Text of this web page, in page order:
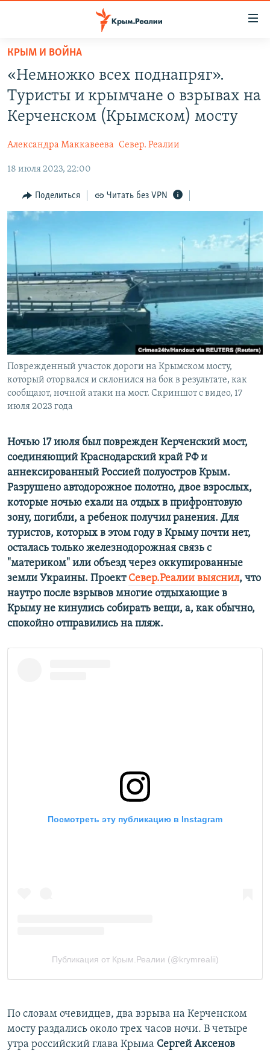
Вернуться
основному
содержанию
Вернутся
главной
навигации
Вернутся
поиску
11 ЛЕТ ОККУПАЦИИ КРЫМА. 11 ИСТОРИЙ СОПРОТИВЛЕНИЯ
ВОДА
ЕЩЕ
ИНТЕРАКТИВ
ИНФОГРАФИКА
ТЕЛЕПРОЕКТ КРЫМ.РЕАЛИИ
СОВЕТЫ ПРАВОЗАЩИТНИКОВ
ПРОПАВШИЕ БЕЗ ВЕСТИ
ПОБЕДИТЕЛЕЙ НЕ СУДЯТ?
КРЫМ.НЕПОКОРЕННЫЙ
ELIFBE
УКРАИНСКАЯ ПРОБЛЕМА КРЫМА
РАДІО СВОБОДА
КАК ОБОЙТИ БЛОКИРОВКУ
Qırımtatar
ПРИСОЕДИНЯЙТЕСЬ!
Все сайты RFE/RL
КРЫМ И ВОЙНА
«Немножко всех поднапряг».
Туристы и крымчане о взрывах на
Керченском (Крымском) мосту
Александра Маккавеева Север. Реалии
18 июля 2023, 22:00
Поделиться Читать без VPN
Поврежденный участок дороги на Крымском мосту,
который оторвался и склонился на бок в результате, как
сообщают, ночной атаки на мост. Скриншот с видео, 17
июля 2023 года
Ночью 17 июля был поврежден Керченский мост,
соединяющий Краснодарский край РФ и
аннексированный Россией полуостров Крым.
Разрушено автодорожное полотно, двое взрослых,
которые ночью ехали на отдых в прифронтовую
зону, погибли, а ребенок получил ранения. Для
туристов, которых в этом году в Крыму почти нет,
осталась только железнодорожная связь с
"материком" или объезд через оккупированные
земли Украины. Проект Север.Реалии выяснил, что
наутро после взрывов многие отдыхающие в
Крыму не кинулись собирать вещи, а, как обычно,
спокойно отправились на пляж.
По словам очевидцев, два взрыва на Керченском
мосту раздались около трех часов ночи. В четыре
утра российский глава Крыма Сергей Аксенов